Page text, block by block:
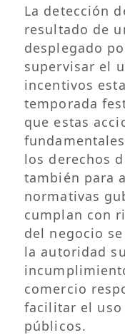
La detección
resultado de
desplegado
supervisar el
incentivos
temporada
que estas
los derechos
también para
normativas
cumplan con
del negocio
la autoridad
comercio
facilitar el
públicos.